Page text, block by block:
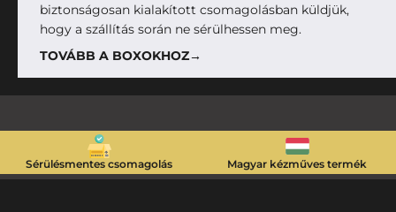
biztonságosan kialakított csomagolásban küldjük,
hogy a szállítás során ne sérülhessen meg.
TOVÁBB A BOXOKHOZ→
Sérülésmentes csomagolás Magyar kézműves termék